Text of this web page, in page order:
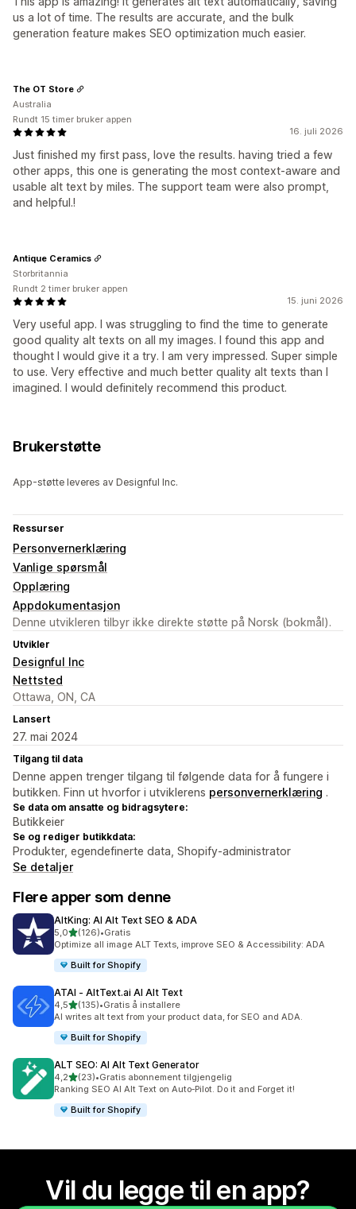
us a lot of time. The results are accurate, and the bulk
generation feature makes SEO optimization much easier.
16. juli 2026
Just finished my first pass, love the results. having tried a few
other apps, this one is generating the most context-aware and
usable alt text by miles. The support team were also prompt,
and helpful.!
The OT Store
Australia
Rundt 15 timer bruker appen
15. juni 2026
Very useful app. I was struggling to find the time to generate
good quality alt texts on all my images. I found this app and
thought I would give it a try. I am very impressed. Super simple
to use. Very effective and much better quality alt texts than I
imagined. I would definitely recommend this product.
Antique Ceramics
Storbritannia
Rundt 2 timer bruker appen
Brukerstøtte
App-støtte leveres av Designful Inc.
Ressurser
Personvernerklæring
Vanlige spørsmål
Opplæring
Appdokumentasjon
Denne utvikleren tilbyr ikke direkte støtte på Norsk (bokmål).
Utvikler
Designful Inc
Nettsted
Ottawa, ON, CA
Lansert
27. mai 2024
Tilgang til data
Denne appen trenger tilgang til følgende data for å fungere i
butikken. Finn ut hvorfor i utviklerens personvernerklæring .
Se data om ansatte og bidragsytere:
Butikkeier
Se og rediger butikkdata:
Produkter, egendefinerte data, Shopify-administrator
Se detaljer
Flere apper som denne
AltKing: AI Alt Text SEO & ADA
5,0av 5 stjerner
(126)
Totalt 126 omtaler
•Gratis
Optimize all image ALT Texts, improve SEO & Accessibility: ADA
Built for Shopify
ATAI ‑ AltText.ai AI Alt Text
4,5av 5 stjerner
(135)
Totalt 135 omtaler
•Gratis å installere
AI writes alt text from your product data, for SEO and ADA.
Built for Shopify
ALT SEO: AI Alt Text Generator
4,2av 5 stjerner
(23)
Totalt 23 omtaler
•Gratis abonnement tilgjengelig
Ranking SEO AI Alt Text on Auto‑Pilot. Do it and Forget it!
Built for Shopify
Vil du legge til en app?